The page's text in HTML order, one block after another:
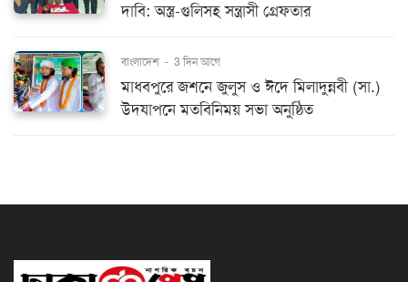
দাবি: অস্ত্র-গুলিসহ সন্ত্রাসী গ্রেফতার
বাংলাদেশ - 3 দিন আগে
মাধবপুরে জশনে জুলুস ও ঈদে মিলাদুন্নবী (সা.)
উদযাপনে মতবিনিময় সভা অনুষ্ঠিত